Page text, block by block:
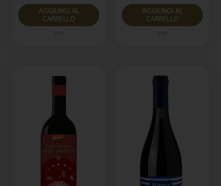
AGGIUNGI AL
CARRELLO
AGGIUNGI AL
CARRELLO